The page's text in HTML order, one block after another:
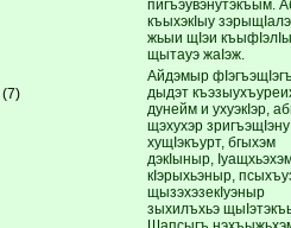
(7)
пигъэувэнутэкъым.
къыхэкIыу
жьыи щIэи
щытауэ жаIэж.
Айдэмыр
дыдэт
дунейм и ухуэкIэр,
щэхухэр зригъэщIэну
хущIэкъурт, бгыхэм
дэкIыныр,
кIэрыхьэныр,
щызэхэзекIуэныр
зыхилъхьэ